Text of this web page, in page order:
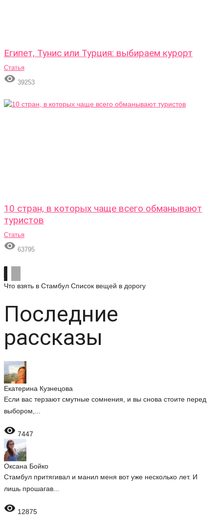
Египет, Тунис или Турция: выбираем курорт
Статья
 39253
10 стран, в которых чаще всего обманывают
туристов
Статья
 63795
Что взять в Стамбул Список вещей в дорогу
Последние
рассказы
Екатерина Кузнецова
Если вас терзают смутные сомнения, и вы снова стоите перед
выбором,...
 7447
Оксана Бойко
Стамбул притягивал и манил меня вот уже несколько лет. И
лишь прошагав...
 12875